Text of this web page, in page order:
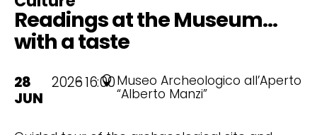
Readings at the Museum…
with a taste
28
JUN
2026- 16:00Museo Archeologico all’Aperto
“Alberto Manzi”